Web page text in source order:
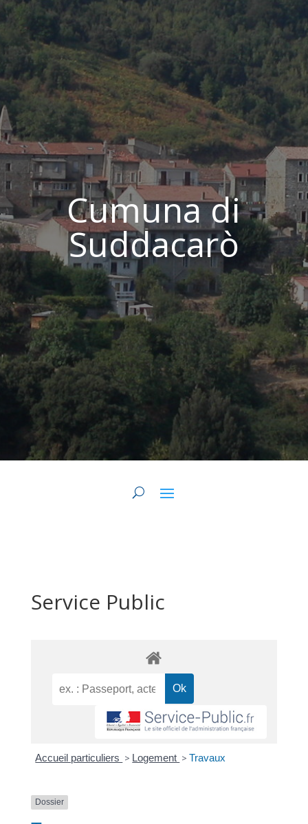
Cumuna di
Suddacarò
Service Public
Accueil particuliers > Logement > Travaux
Dossier